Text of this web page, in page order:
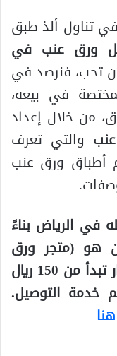
تناول ألذ طبق
ورق عنب في
تحب، فنرصد في
في بيعه،
من خلال إعداد
والتي تعرف
أطباق ورق عنب
في الرياض بناءً
هو (متجر ورق
العنب) يُجهّزون ورق العنب بأسعار تبدأ من 150 ريال
خدمة التوصيل.